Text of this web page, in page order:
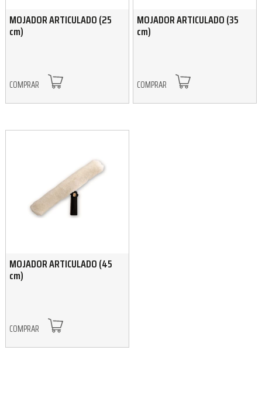
MOJADOR ARTICULADO (25
cm)
COMPRAR
MOJADOR ARTICULADO (35
cm)
COMPRAR
MOJADOR ARTICULADO (45
cm)
COMPRAR